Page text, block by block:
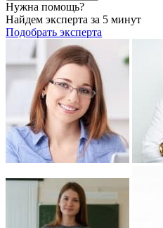
Нужна помощь?
Найдем эксперта за 5 минут
Подобрать эксперта